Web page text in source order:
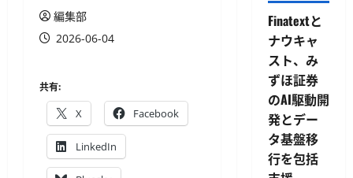
編集部
2026-06-04
共有:
X Facebook
LinkedIn
Finatextと
ナウキャ
スト、み
ずほ証券
のAI駆動開
発とデー
タ基盤移
行を包括